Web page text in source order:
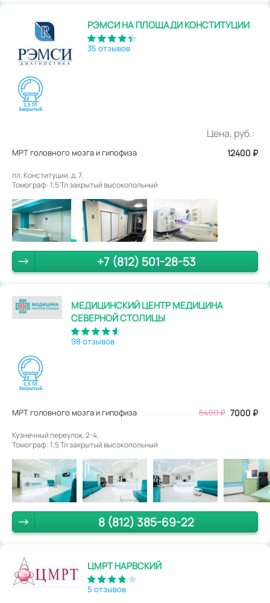
РЭМСИ НА ПЛОЩАДИ КОНСТИТУЦИИ
35 отзывов
Цена, руб.:
МРТ головного мозга и гипофиза 12400 ₽
пл. Конституции, д. 7.
Томограф: 1,5 Тл закрытый высокопольный
+7 (812) 501-28-53
МЕДИЦИНСКИЙ ЦЕНТР МЕДИЦИНА
СЕВЕРНОЙ СТОЛИЦЫ
98 отзывов
МРТ головного мозга и гипофиза 8400₽ 7000 ₽
Кузнечный переулок, 2-4.
Томограф: 1,5 Тл закрытый высокопольный
8 (812) 385-69-22
ЦМРТ НАРВСКИЙ
5 отзывов